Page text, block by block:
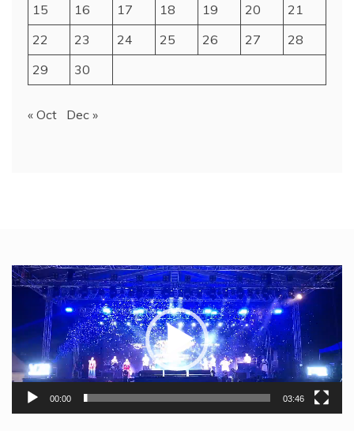
15
16 17 18 19 20
21
22
23 24 25 26 27
28
29
30
« Oct Dec »
Video
Player
00:00 03:46